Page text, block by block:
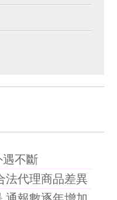
遇不斷
法代理商品差異